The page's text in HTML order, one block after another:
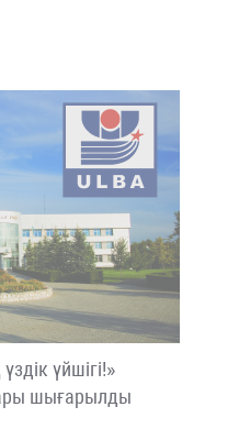
үйшігі!»
шығарылды